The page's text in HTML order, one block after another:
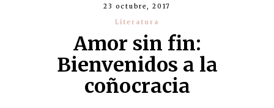
23 octubre, 2017
Literatura
Amor sin fin:
Bienvenidos a la
coñocracia